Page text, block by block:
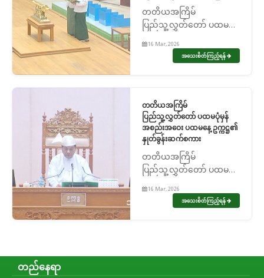
တတိယအကြိမ်
ပြည်သူ့လွှတ်တော် ပထမပုံ
ကျင်းပ ပြည်သူ့လွှတ်တော်
ဥက္ကဋ္ဌအဖြစ် ဇေယျာသီရိ
မဲဆန္ဒနယ်မှ ဦးမောင်မောင်
အုန်းတို့အား...
16 Mar, 2026
အသေးစိတ်ကြည့်ရန်
တတိယအကြိမ်
ပြည်သူ့လွှတ်တော် ပထမပုံမှန်
အစည်းအဝေး ပထမနေ့ ဥက္ကဋ္ဌ၏
နှုတ်ခွန်းဆက်စကား
တတိယအကြိမ်
ပြည်သူ့လွှတ်တော် ပထမပုံ
ဥက္ကဋ္ဌ၏ နှုတ်ခွန်းဆက်
16 Mar, 2026
အသေးစိတ်ကြည့်ရန်
တည်နေရာ